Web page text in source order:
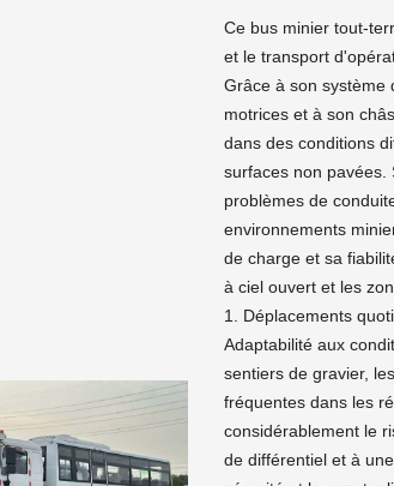
Ce bus minier tout-
et le transport
Grâce à son système
motrices et à son
dans des conditions
surfaces non pavées.
problèmes de
environnements
de charge et sa
à ciel ouvert et les
1. Déplacements
Adaptabilité aux
sentiers de gravier,
fréquentes dans les
considérablement le
de différentiel et à